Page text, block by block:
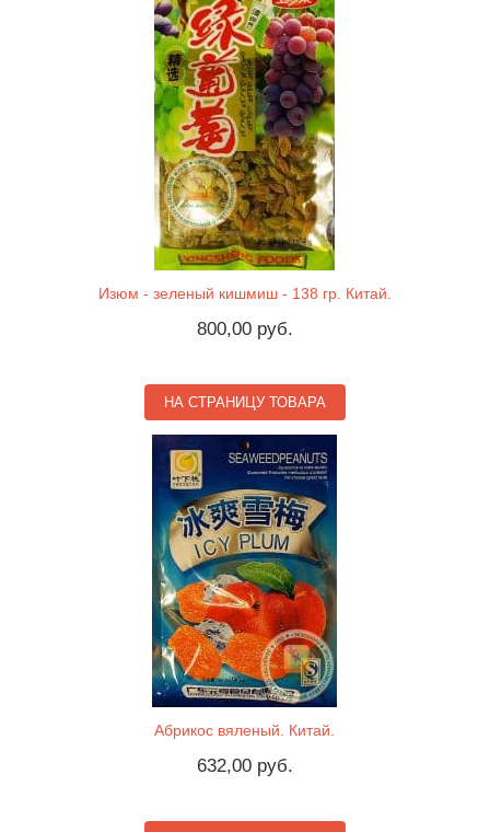
Изюм - зеленый кишмиш - 138 гр. Китай.
800,00 руб.
НА СТРАНИЦУ ТОВАРА
Абрикос вяленый. Китай.
632,00 руб.